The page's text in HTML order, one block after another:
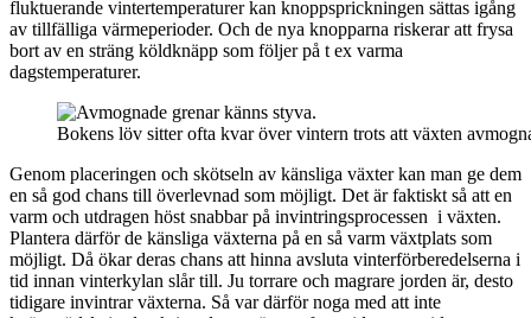
fluktuerande vintertemperaturer kan knoppsprickningen sättas igång
av tillfälliga värmeperioder. Och de nya knopparna riskerar att frysa
bort av en sträng köldknäpp som följer på t ex varma
dagstemperaturer.
Bokens löv sitter ofta kvar över vintern trots att växten
Genom placeringen och skötseln av känsliga växter kan man ge dem
en så god chans till överlevnad som möjligt. Det är faktiskt så att en
varm och utdragen höst snabbar på invintringsprocessen i växten.
Plantera därför de känsliga växterna på en så varm växtplats som
möjligt. Då ökar deras chans att hinna avsluta vinterförberedelserna i
tid innan vinterkylan slår till. Ju torrare och magrare jorden är, desto
tidigare invintrar växterna. Så var därför noga med att inte